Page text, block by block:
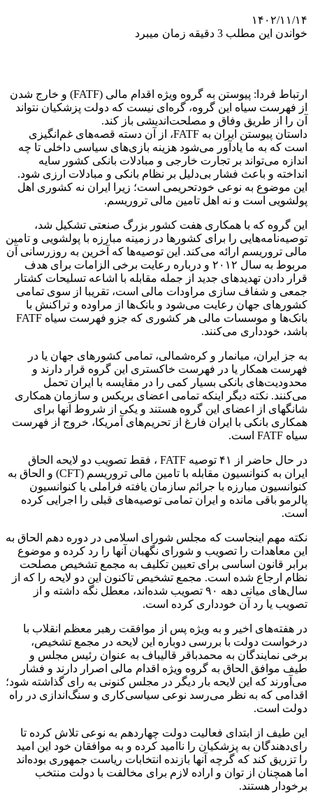
۱۴۰۲/۱۱/۱۴
خواندن این مطلب 3 دقیقه زمان میبرد
ارتباط فردا: پیوستن به گروه ویژه اقدام مالی (FATF) و خارج شدن
از فهرست سیاه این گروه، گره‌ای نیست که دولت پزشکیان نتواند
آن را از طریق وفاق و مصلحت‌اندیشی باز کند.
داستان پیوستن ایران به FATF، از آن دسته قصه‌های غم‌انگیزی
است که به ما یادآور می‌شود هزینه بازی‌های سیاسی داخلی تا چه
اندازه می‌تواند بر تجارت خارجی و مبادلات بانکی کشور سایه
انداخته و باعث فشار بی‌دلیل بر نظام بانکی و مبادلات ارزی شود.
این موضوع به نوعی خودتحریمی است؛ زیرا ایران نه کشوری اهل
پولشویی است و نه اهل تامین مالی تروریسم.
این گروه که با همکاری هفت کشور بزرگ صنعتی تشکیل شد،
توصیه‌نامه‌هایی را برای کشورها در زمینه مبارزه با پولشویی و تامین
مالی تروریسم ارائه می‌کند. این توصیه‌ها که آخرین به روزرسانی آن
مربوط به سال ۲۰۱۲ و درباره رعایت برخی الزامات برای هدف
قرار دادن تهدیدهای جدید از جمله مقابله با اشاعه تسلیحات کشتار
جمعی و شفاف سازی مراودات مالی است، تقریبا از سوی تمامی
کشورهای جهان رعایت می‌شود و بانک‌ها از مراوده و تراکنش با
بانک‌ها و موسسات مالی هر کشوری که جزو فهرست سیاه FATF
باشد، خودداری می‌کنند.
به جز ایران، میانمار و کره‌شمالی، تمامی کشورهای جهان یا در
فهرست همکار یا در فهرست خاکستری این گروه قرار دارند و
محدودیت‌های بانکی بسیار کمی را در مقایسه با ایران تحمل
می‌کنند. نکته دیگر اینکه تمامی اعضای بریکس و سازمان همکاری
شانگهای از اعضای این گروه هستند و یکی از شروط آنها برای
همکاری بانکی با ایران فارغ از تحریم‌های آمریکا، خروج از فهرست
سیاه FATF است.
در حال حاضر از ۴۱ توصیه FATF ، فقط تصویب دو لایحه الحاق
ایران به کنوانسیون مقابله با تامین مالی تروریسم (CFT) و الحاق به
کنوانسیون مبارزه با جرائم سازمان یافته فراملی یا کنوانسیون
پالرمو باقی مانده و ایران تمامی توصیه‌های قبلی را اجرایی کرده
است.
نکته مهم اینجاست که مجلس شورای اسلامی در دوره دهم الحاق به
این معاهدات را تصویب و شورای نگهبان آنها را رد کرده و موضوع
برابر قانون اساسی برای تعیین تکلیف به مجمع تشخیص مصلحت
نظام ارجاع شده است. مجمع تشخیص تاکنون این دو لایحه را که از
سال‌های میانی دهه ۹۰ تصویب شده‌اند، معطل نگه داشته و از
تصویب یا رد آن خودداری کرده است.
در هفته‌های اخیر و به ویژه پس از موافقت رهبر معظم انقلاب با
درخواست دولت با بررسی دوباره این لایحه در مجمع تشخیص،
برخی نمایندگان به محمدباقر قالیباف به عنوان رئیس مجلس و
طیف موافق الحاق به گروه ویژه اقدام مالی اصرار دارند و فشار
می‌آورند که این لایحه بار دیگر در مجلس کنونی به رای گذاشته شود؛
اقدامی که به نظر می‌رسد نوعی سیاسی‌کاری و سنگ‌اندازی در راه
دولت است.
این طیف از ابتدای فعالیت دولت چهاردهم به نوعی تلاش کرده تا
رای‌دهندگان به پزشکیان را ناامید کرده و به موافقان خود این امید
را تزریق کند که گرچه آنها بازنده انتخابات ریاست جمهوری بوده‌اند
اما همچنان از توان و اراده لازم برای مخالفت با دولت منتخب
برخودار هستند.